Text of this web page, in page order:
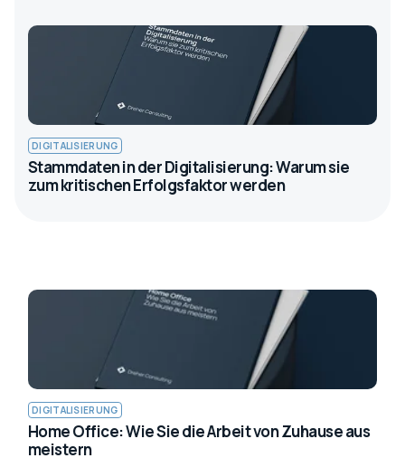
DIGITALISIERUNG
Stammdaten in der Digitalisierung: Warum sie
zum kritischen Erfolgsfaktor werden
DIGITALISIERUNG
Home Office: Wie Sie die Arbeit von Zuhause aus
meistern